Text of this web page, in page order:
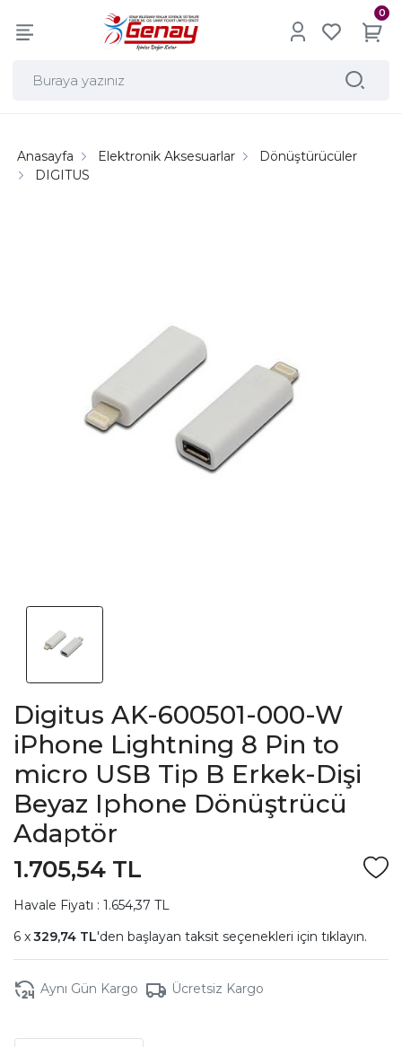
0
Anasayfa Elektronik Aksesuarlar
Dönüştürücüler
DIGITUS
Digitus AK-600501-000-W
iPhone Lightning 8 Pin to
micro USB Tip B Erkek-Dişi
Beyaz Iphone Dönüştrücü
Adaptör
1.705,54 TL
Havale Fiyatı : 1.654,37 TL
329,74 TL'den başlayan taksit seçenekleri için tıklayın.
Aynı Gün Kargo Ücretsiz Kargo